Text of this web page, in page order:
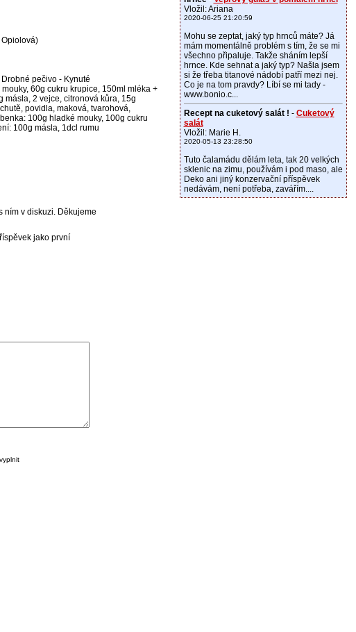
pečivo - Kynuté
60g cukru krupice, 150ml mléka +
másla, 2 vejce, citronová kůra, 15g
povidla, maková, tvarohová,
100g hladké mouky, 100g cukru
100g másla, 1dcl rumu
ním v diskuzi. Děkujeme
jako první
Vložil: Ariana
2020-06-25 21:20:59
Mohu se zeptat, jaký typ hrnců máte? Já
mám momentálně problém s tím, že se mi
všechno připaluje. Takže sháním lepší
hrnce. Kde sehnat a jaký typ? Našla jsem
si že třeba titanové nádobí patří mezi nej.
Co je na tom pravdy? Líbí se mi tady -
www.bonio.c...
Recept na cuketový salát ! - Cuketový
salát
Vložil: Marie H.
2020-05-13 23:28:50
Tuto čalamádu dělám leta, tak 20 velkých
sklenic na zimu, používám i pod maso, ale
Deko ani jiný konzervační příspěvek
nedávám, není potřeba, zavářím....